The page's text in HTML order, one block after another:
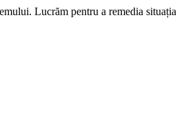
Lucrăm pentru a remedia